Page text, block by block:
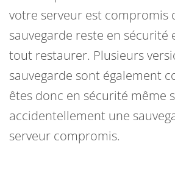
votre serveur est compromis
sauvegarde reste en sécurité
tout restaurer. Plusieurs
sauvegarde sont également
êtes donc en sécurité même
accidentellement une
serveur compromis.